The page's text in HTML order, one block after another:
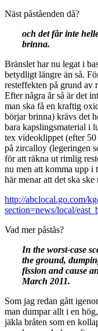
Näst påståenden då?
och det får inte
brinna.
Bränslet har nu legat i
betydligt längre än så.
resteffekten på grund av
Efter några år så är det
man ska få en kraftig
börjar brinna) krävs det
bara kapslingsmaterial i
tex videoklippet (efter 50
på zircalloy (legeringen
för att räkna ut rimlig
nu men att komma upp i
här menar att det ska
http://abclocal.go.com/
section=news/local/
Vad mer påstås?
In the worst-case
the ground,
fission and cause
March 2011.
Som jag redan gått
man dumpar allt i en
jäkla bråten som en